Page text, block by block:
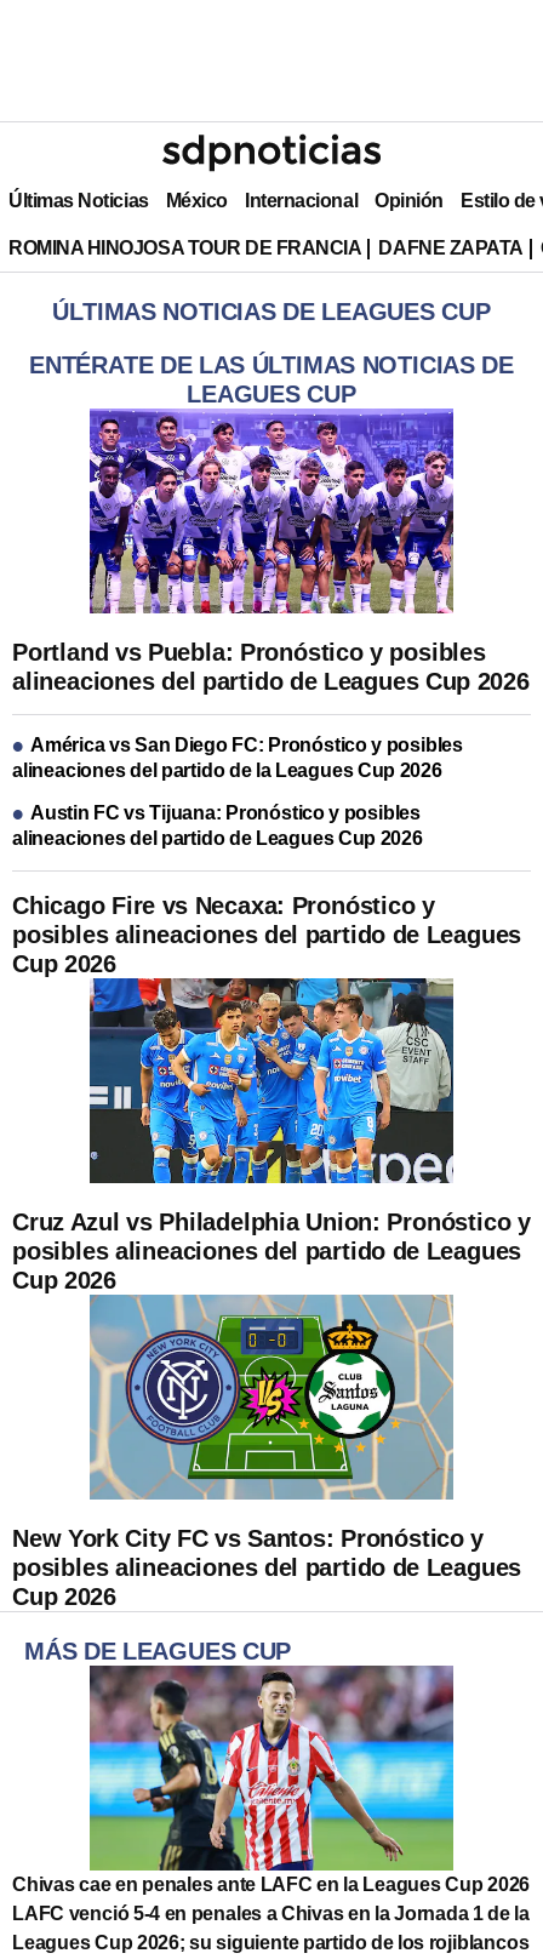
Últimas Noticias México Internacional Opinión Estilo de
ROMINA HINOJOSA TOUR DE FRANCIA DAFNE ZAPATA
ÚLTIMAS NOTICIAS DE LEAGUES CUP
ENTÉRATE DE LAS ÚLTIMAS NOTICIAS DE
LEAGUES CUP
Chicago Fire vs Necaxa: Pronóstico y
posibles alineaciones del partido de Leagues
Cup 2026
Cruz Azul vs Philadelphia Union: Pronóstico y
posibles alineaciones del partido de Leagues
Cup 2026
Portland vs Puebla: Pronóstico y posibles
alineaciones del partido de Leagues Cup 2026
América vs San Diego FC: Pronóstico y posibles
alineaciones del partido de la Leagues Cup 2026
Austin FC vs Tijuana: Pronóstico y posibles
alineaciones del partido de Leagues Cup 2026
New York City FC vs Santos: Pronóstico y
posibles alineaciones del partido de Leagues
Cup 2026
MÁS DE LEAGUES CUP
Chivas cae en penales ante LAFC en la Leagues Cup 2026
LAFC venció 5-4 en penales a Chivas en la Jornada 1 de la
Leagues Cup 2026; su siguiente partido de los rojiblancos